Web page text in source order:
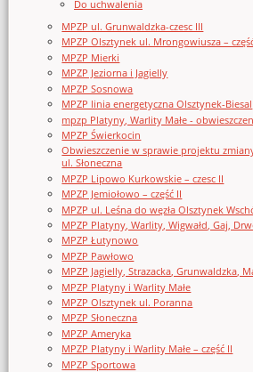
Do uchwalenia
MPZP ul. Grunwaldzka-czesc III
MPZP Olsztynek ul. Mrongowiusza –
MPZP Mierki
MPZP Jeziorna i Jagielly
MPZP Sosnowa
MPZP linia energetyczna Olsztynek-Biesal
mpzp Platyny, Warlity Małe -
MPZP Świerkocin
Obwieszczenie w sprawie projektu
ul. Słoneczna
MPZP Lipowo Kurkowskie – czesc II
MPZP Jemiołowo – część II
MPZP ul. Leśna do węzła Olsztynek
MPZP Platyny, Warlity, Wigwałd, Gaj,
MPZP Łutynowo
MPZP Pawłowo
MPZP Jagielly, Strazacka, Grunwaldzka,
MPZP Platyny i Warlity Małe
MPZP Olsztynek ul. Poranna
MPZP Słoneczna
MPZP Ameryka
MPZP Platyny i Warlity Małe – część II
MPZP Sportowa